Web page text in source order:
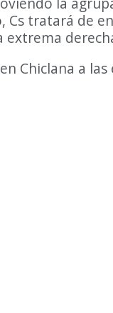
Cs tratará de
Chiclana a